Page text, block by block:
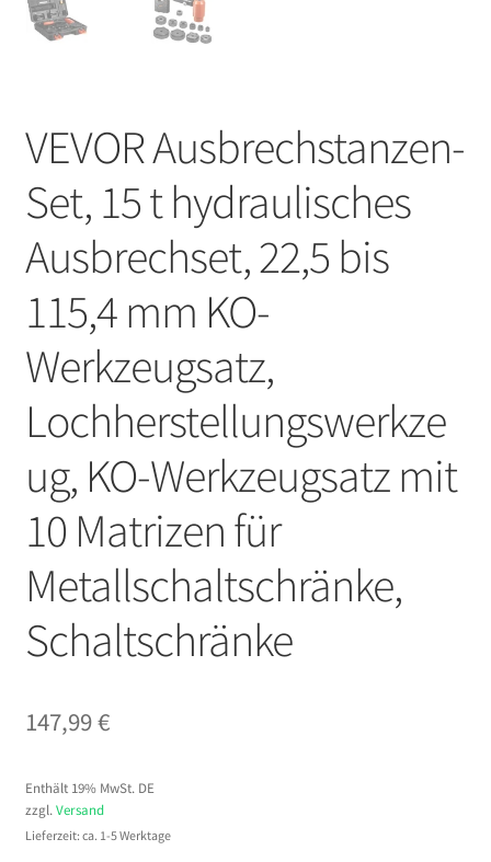
VEVOR Ausbrechstanzen-
Set, 15 t hydraulisches
Ausbrechset, 22,5 bis
115,4 mm KO-
Werkzeugsatz,
Lochherstellungswerkze
ug, KO-Werkzeugsatz mit
10 Matrizen für
Metallschaltschränke,
Schaltschränke
147,99€
Enthält 19% MwSt. DE
zzgl. Versand
Lieferzeit: ca. 1-5 Werktage